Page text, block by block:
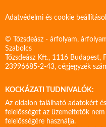
Adatvédelmi és cookie
© Tőzsdeász - árfolyam,
Szabolcs
Tőzsdeász Kft., 1116
23996685-2-43, cégjegyzék
KOCKÁZATI TUDNIVALÓK:
Az oldalon található adatokért
felelősséget az üzemeltetők
felelősségére használja.